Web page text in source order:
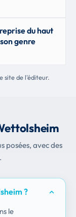
du haut
genre
site de l'éditeur.
posées, avec des
?
le